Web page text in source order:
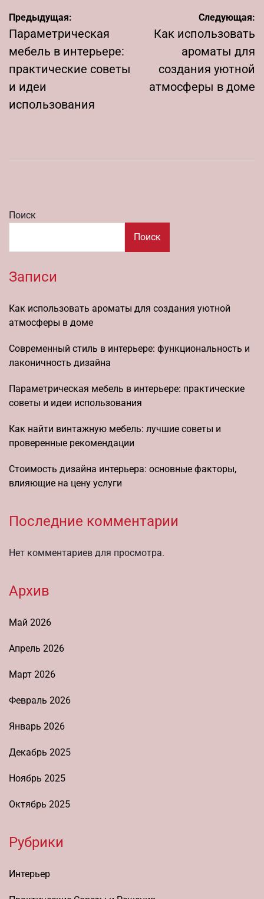
Навигация
по
записям
Предыдущая:
Параметрическая
мебель в интерьере:
практические советы
и идеи
использования
Следующая:
Как использовать
ароматы для
создания уютной
атмосферы в доме
Поиск
Поиск
Записи
Как использовать ароматы для создания уютной
атмосферы в доме
Современный стиль в интерьере: функциональность и
лаконичность дизайна
Параметрическая мебель в интерьере: практические
советы и идеи использования
Как найти винтажную мебель: лучшие советы и
проверенные рекомендации
Стоимость дизайна интерьера: основные факторы,
влияющие на цену услуги
Последние комментарии
Нет комментариев для просмотра.
Архив
Май 2026
Апрель 2026
Март 2026
Февраль 2026
Январь 2026
Декабрь 2025
Ноябрь 2025
Октябрь 2025
Рубрики
Интерьер